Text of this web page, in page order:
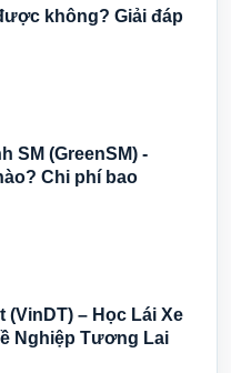
không? Giải đáp
SM (GreenSM) -
Chi phí bao
– Học Lái Xe
Nghiệp Tương Lai